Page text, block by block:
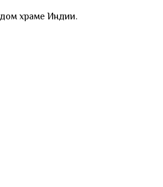
храме Индии.